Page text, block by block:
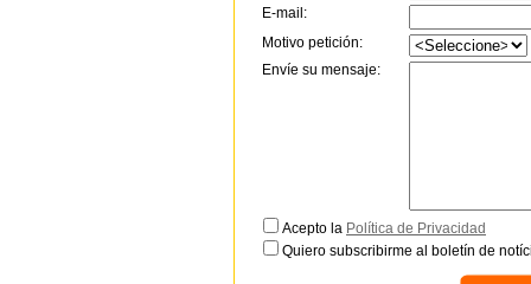
E-mail:
Motivo petición:
Envíe su mensaje:
Acepto la Política de Privacidad
Quiero subscribirme al boletín de